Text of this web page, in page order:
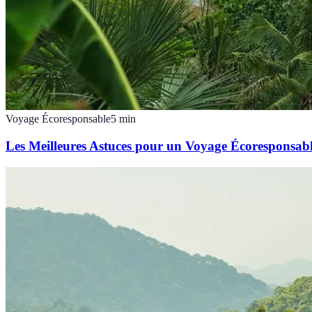
Voyage Écoresponsable5 min
Les Meilleures Astuces pour un Voyage